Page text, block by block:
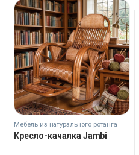
Мебель из натурального ротанга
Кресло-качалка Jambi